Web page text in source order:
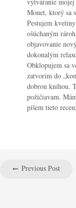
Monet, ktorý sa
Pestujem
ošúchaným
objavovanie
dokonalým
Obklopujem sa
zatvorím do
dobrou knihou.
požičiavam.
píšem tieto
Previous Post